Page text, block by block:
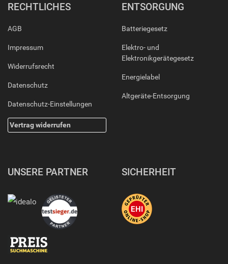
RECHTLICHES
AGB
Impressum
Widerrufsrecht
Datenschutz
Datenschutz-Einstellungen
Vertrag widerrufen
ENTSORGUNG
Batteriegesetz
Elektro- und
Elektronikgerätegesetz
Energielabel
Altgeräte-Entsorgung
UNSERE PARTNER SICHERHEIT